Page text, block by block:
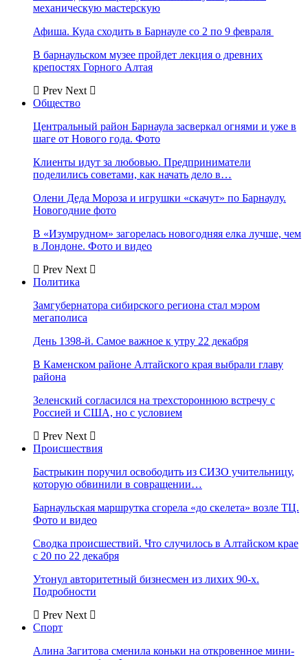
механическую мастерскую
Афиша. Куда сходить в Барнауле со 2 по 9 февраля
В барнаульском музее пройдет лекция о древних
крепостях Горного Алтая
Prev Next
Общество
Центральный район Барнаула засверкал огнями и уже в
шаге от Нового года. Фото
Клиенты идут за любовью. Предприниматели
поделились советами, как начать дело в…
Олени Деда Мороза и игрушки «скачут» по Барнаулу.
Новогодние фото
В «Изумрудном» загорелась новогодняя елка лучше, чем
в Лондоне. Фото и видео
Prev Next
Политика
Замгубернатора сибирского региона стал мэром
мегаполиса
День 1398-й. Самое важное к утру 22 декабря
В Каменском районе Алтайского края выбрали главу
района
Зеленский согласился на трехстороннюю встречу с
Россией и США, но с условием
Prev Next
Происшествия
Бастрыкин поручил освободить из СИЗО учительницу,
которую обвинили в совращении…
Барнаульская маршрутка сгорела «до скелета» возле ТЦ.
Фото и видео
Сводка происшествий. Что случилось в Алтайском крае
с 20 по 22 декабря
Утонул авторитетный бизнесмен из лихих 90-х.
Подробности
Prev Next
Спорт
Алина Загитова сменила коньки на откровенное мини-